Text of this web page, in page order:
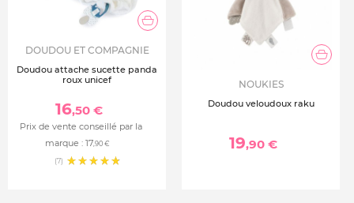
DOUDOU ET COMPAGNIE
Doudou attache sucette panda
roux unicef
16,50 €
Prix de vente conseillé par la
marque : 17,90 €
(7)
NOUKIES
Doudou veloudoux raku
19,90 €